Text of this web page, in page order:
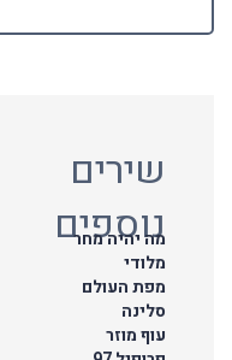
שירים
נוספים
מה יהיה מחר
מלודי
מפת העולם
סלינה
עוף מוזר